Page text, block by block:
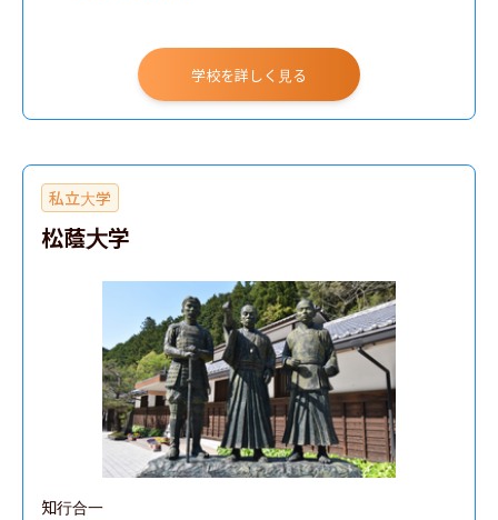
学校を詳しく見る
私立大学
松蔭大学
知行合一